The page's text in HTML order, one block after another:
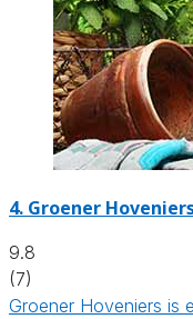
4. Groener
9.8
(7)
Groener Hoveniers is